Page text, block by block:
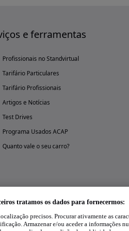
e ferramentas
Profissionais no Standvirtual
Tarifário Particulares
Tarifário Profissionais
Artigos e Notícias
Test Drives
Programa Usados ACAP
Quanto vale o seu carro?
tratamos os dados para fornecermos:
precisos. Procurar ativamente as
Armazenar e/ou aceder a informações